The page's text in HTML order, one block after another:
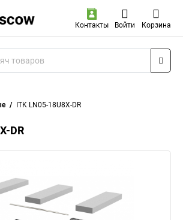
Контакты Войти Корзина
ITK LN05-18U8X-DR
DR